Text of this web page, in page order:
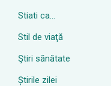
Stiati ca…
Stil de viaţă
Ştiri sănătate
Știrile zilei